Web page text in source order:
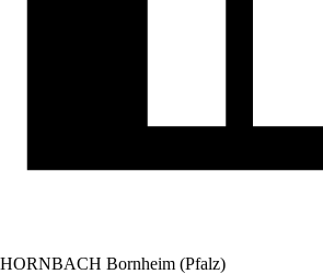
HORNBACH Bornheim (Pfalz)